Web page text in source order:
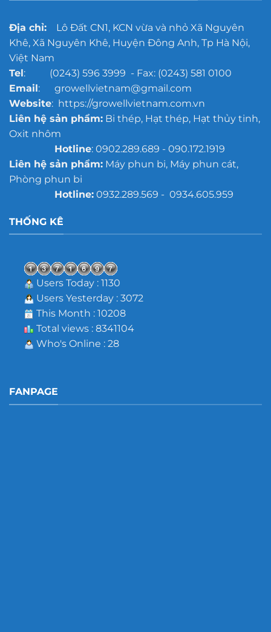
Địa chỉ:Lô Đất CN1, KCN vừa và nhỏ Xã Nguyên
Khê, Xã Nguyên Khê, Huyện Đông Anh, Tp Hà Nội,
Việt Nam
Tel: (0243) 596 3999 - Fax: (0243) 581 0100
Email: growellvietnam@gmail.com
Website: https://growellvietnam.com.vn
Liên hệ sản phẩm:Bi thép, Hạt thép, Hạt thủy tinh,
Oxit nhôm
Hotline: 0902.289.689 - 090.172.1919
Liên hệ sản phẩm:Máy phun bi, Máy phun cát,
Phòng phun bi
Hotline:0932.289.569 - 0934.605.959
THỐNG KÊ
Users Today : 1130
Users Yesterday : 3072
This Month : 10208
Total views : 8341104
Who's Online : 28
FANPAGE